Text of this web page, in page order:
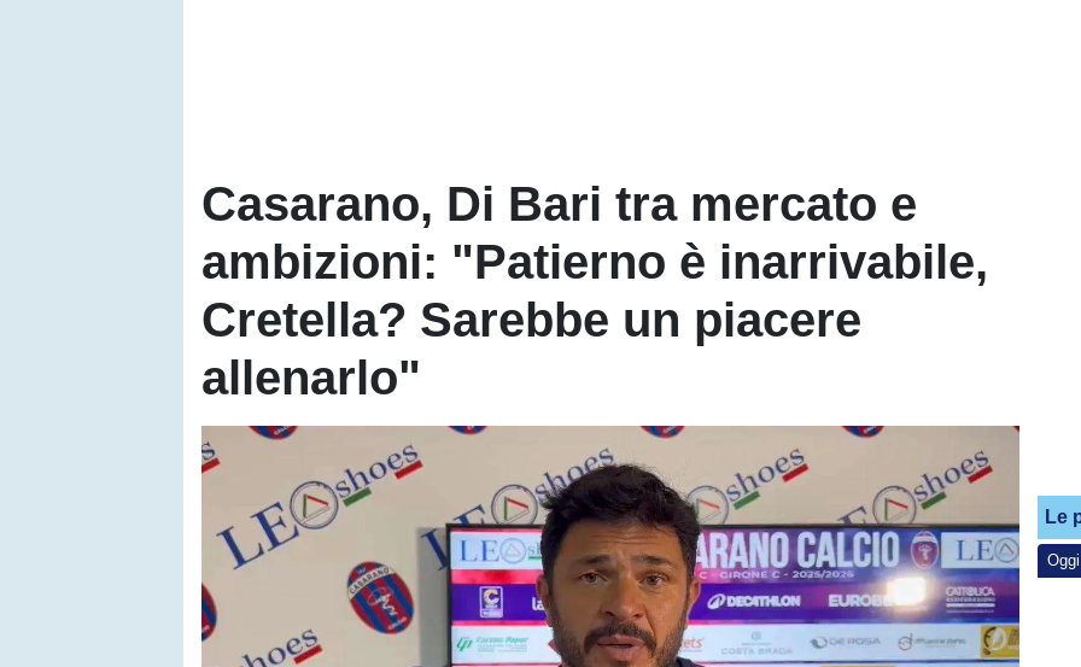
Casarano, Di Bari tra mercato e
ambizioni: "Patierno è inarrivabile,
Cretella? Sarebbe un piacere
allenarlo"
Le
Oggi